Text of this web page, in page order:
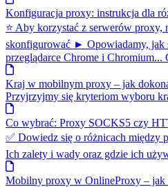
Konfiguracja proxy: instrukcja dla
⭐ Aby korzystać z serwerów proxy,
skonfigurować ► Opowiadamy, jak
przeglądarce Chrome i
Kraj w mobilnym proxy – jak
Przyjrzyjmy się kryteriom wyboru
Co wybrać: Proxy SOCKS5 czy
✅ Dowiedz się o różnicach między
Ich zalety i wady oraz gdzie ich
Mobilny proxy w OnlineProxy – jak